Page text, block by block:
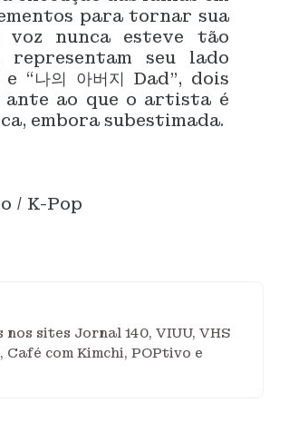
para tornar sua
voz nunca esteve tão
representam seu lado
“나의 아버지 Dad”, dois
ante ao que o artista é
embora subestimada.
/ K-Pop
sites Jornal 140, VIUU, VHS
com Kimchi, POPtivo e